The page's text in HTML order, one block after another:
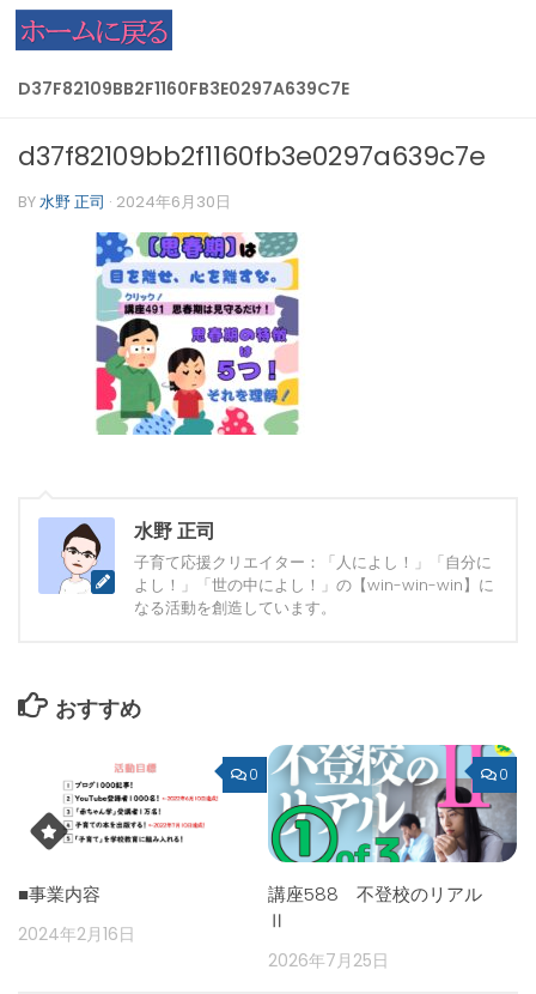
コンテンツへスキップ
D37F82109BB2F1160FB3E0297A639C7E
d37f82109bb2f1160fb3e0297a639c7e
BY水野 正司 · 2024年6月30日
水野 正司
子育て応援クリエイター：「人によし！」「自分に
よし！」「世の中によし！」の【win-win-win】に
なる活動を創造しています。
おすすめ
0
■事業内容
2024年2月16日
0
講座588 不登校のリアル
Ⅱ
2026年7月25日